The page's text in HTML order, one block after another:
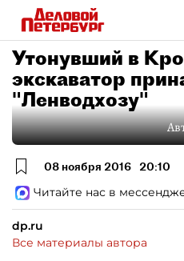
Утонувший в
экскаватор
"Ленводхозу"
08 ноября 2016 20:10
Читайте нас в
dp.ru
Все материалы автора